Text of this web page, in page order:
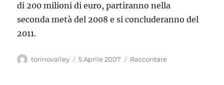
di 200 milioni di euro, partiranno nella
seconda metà del 2008 e si concluderanno del
2011.
Autore
torinovalley
Pubblicato
5 Aprile 2007 Categorie
Raccontare